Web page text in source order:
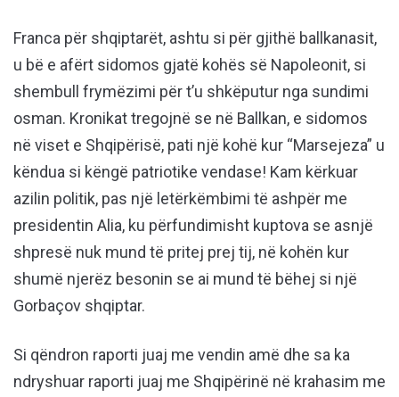
Franca për shqiptarët, ashtu si për gjithë ballkanasit,
u bë e afërt sidomos gjatë kohës së Napoleonit, si
shembull frymëzimi për t’u shkëputur nga sundimi
osman. Kronikat tregojnë se në Ballkan, e sidomos
në viset e Shqipërisë, pati një kohë kur “Marsejeza” u
këndua si këngë patriotike vendase! Kam kërkuar
azilin politik, pas një letërkëmbimi të ashpër me
presidentin Alia, ku përfundimisht kuptova se asnjë
shpresë nuk mund të pritej prej tij, në kohën kur
shumë njerëz besonin se ai mund të bëhej si një
Gorbaçov shqiptar.
Si qëndron raporti juaj me vendin amë dhe sa ka
ndryshuar raporti juaj me Shqipërinë në krahasim me